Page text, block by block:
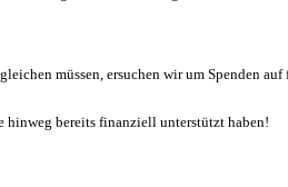
müssen, ersuchen wir um Spenden
hinweg bereits finanziell unterstützt haben!